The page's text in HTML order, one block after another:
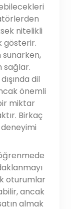
nitelikli
gösterir.
sağlar.
dil
önemli
miktar
Birkaç
oturumlar
ancak
almak